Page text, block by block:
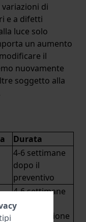
di
e a difetti
luce solo
un aumento
il
nuovamente
soggetto alla
Durata
4-6 settimane
dopo il
preventivo
4-6 settimane
dopo
l'approvazione